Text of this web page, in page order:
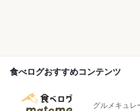
食べログおすすめコンテンツ
グルメキュレ